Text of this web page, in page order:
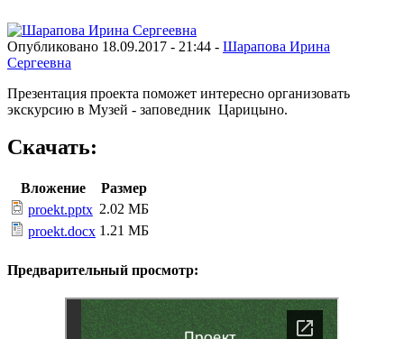
Опубликовано 18.09.2017 - 21:44 - Шарапова Ирина
Сергеевна
Презентация проекта поможет интересно организовать
экскурсию в Музей - заповедник Царицыно.
Скачать:
Вложение
Размер
proekt.pptx 2.02 МБ
proekt.docx 1.21 МБ
Предварительный просмотр: